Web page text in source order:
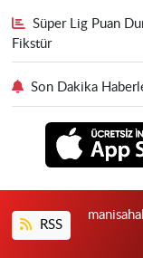
Süper Lig Puan
Fikstür
Son Dakika
RSS